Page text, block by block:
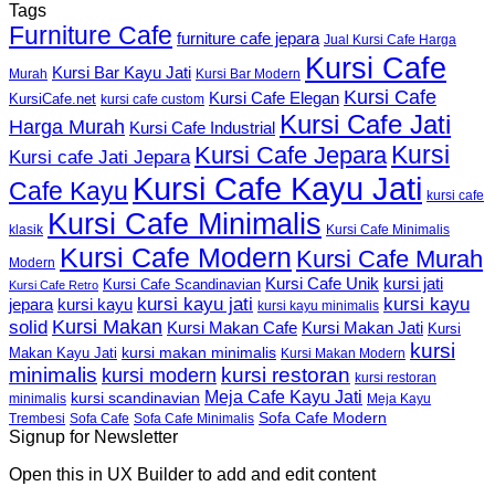
Tags
Furniture Cafe furniture cafe jepara Jual Kursi Cafe Harga
Murah Kursi Bar Kayu Jati Kursi Bar Modern Kursi Cafe
KursiCafe.net kursi cafe custom Kursi Cafe Elegan Kursi Cafe
Harga Murah Kursi Cafe Industrial Kursi Cafe Jati
Kursi cafe Jati Jepara Kursi Cafe Jepara Kursi
Cafe Kayu Kursi Cafe Kayu Jati kursi cafe
klasik Kursi Cafe Minimalis Kursi Cafe Minimalis
Modern Kursi Cafe Modern Kursi Cafe Murah
Kursi Cafe Retro Kursi Cafe Scandinavian Kursi Cafe Unik kursi jati
jepara kursi kayu kursi kayu jati kursi kayu minimalis kursi kayu
solid Kursi Makan Kursi Makan Cafe Kursi Makan Jati Kursi
Makan Kayu Jati kursi makan minimalis Kursi Makan Modern
kursi
minimalis kursi modern kursi restoran kursi restoran
minimalis kursi scandinavian Meja Cafe Kayu Jati Meja Kayu
Trembesi Sofa Cafe Sofa Cafe Minimalis Sofa Cafe Modern
Signup for Newsletter
Open this in UX Builder to add and edit content